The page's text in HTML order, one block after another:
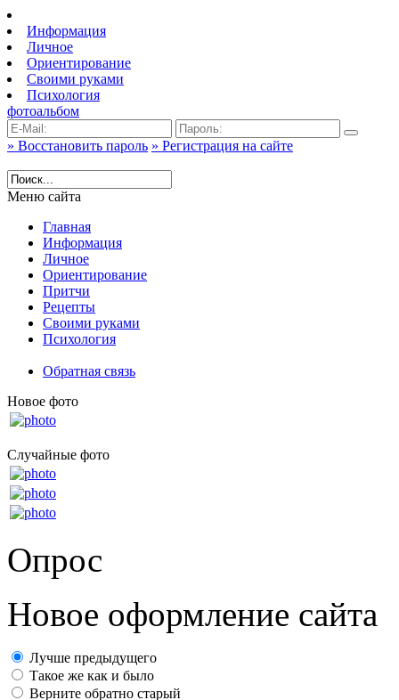
Информация
Личное
Ориентирование
Своими руками
Психология
фотоальбом
» Восстановить пароль » Регистрация на сайте
Меню сайта
Главная
Информация
Личное
Ориентирование
Притчи
Рецепты
Своими руками
Психология
Обратная связь
Новое фото
Случайные фото
Опрос
Новое оформление сайта
Лучше предыдущего
Такое же как и было
Верните обратно старый